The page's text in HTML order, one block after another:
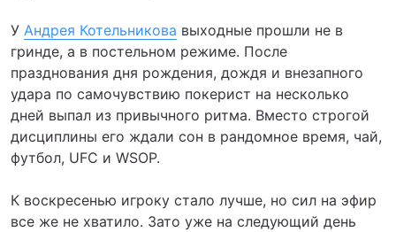
У Андрея Котельникова выходные прошли не в
гринде, а в постельном режиме. После
празднования дня рождения, дождя и внезапного
удара по самочувствию покерист на несколько
дней выпал из привычного ритма. Вместо строгой
дисциплины его ждали сон в рандомное время, чай,
футбол, UFC и WSOP.
К воскресенью игроку стало лучше, но сил на эфир
все же не хватило. Зато уже на следующий день